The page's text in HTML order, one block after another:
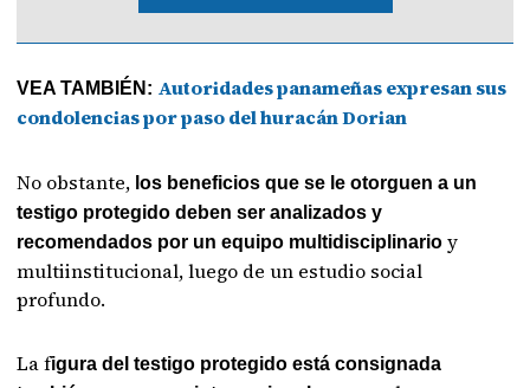
VEA TAMBIÉN: Autoridades panameñas expresan sus
condolencias por paso del huracán Dorian
No obstante, los beneficios que se le otorguen a un
testigo protegido deben ser analizados y
recomendados por un equipo multidisciplinario y
multiinstitucional, luego de un estudio social
profundo.
La figura del testigo protegido está consignada